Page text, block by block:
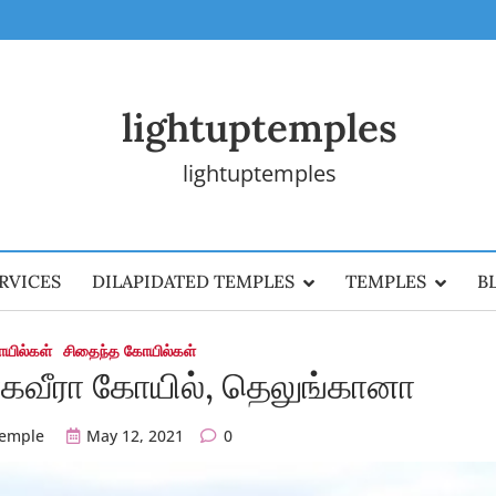
lightuptemples
lightuptemples
DILAPIDATED TEMPLES TEMPLES
சிதைந்த கோயில்கள்
கோயில், தெலுங்கானா
May 12, 2021 0